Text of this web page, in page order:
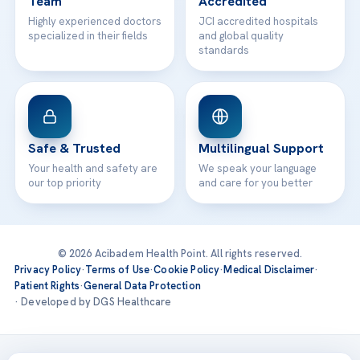
Highly experienced doctors
specialized in their fields
JCI accredited hospitals
and global quality
standards
Safe & Trusted
Your health and safety are
our top priority
Multilingual Support
We speak your language
and care for you better
© 2026 Acibadem Health Point. All rights reserved.
Privacy Policy·Terms of Use·Cookie Policy·Medical Disclaimer·
Patient Rights·General Data Protection
· Developed by DGS Healthcare
Treatments are delivered at our JCI-accredited hospitals —